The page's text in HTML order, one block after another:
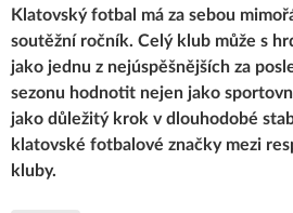
Klatovský fotbal má za sebou
soutěžní ročník. Celý klub může s
jako jednu z nejúspěšnějších za
sezonu hodnotit nejen jako
jako důležitý krok v dlouhodobé
klatovské fotbalové značky mezi
kluby.